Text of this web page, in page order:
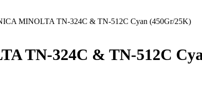
MINOLTA TN-324C & TN-512C Cyan (450Gr/25K)
TN-324C & TN-512C